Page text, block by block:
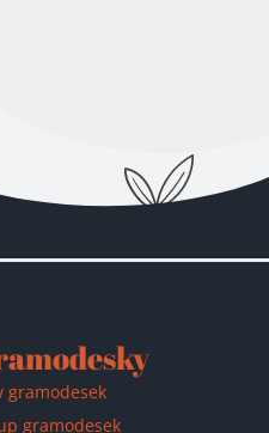
gramodesek
gramodesek